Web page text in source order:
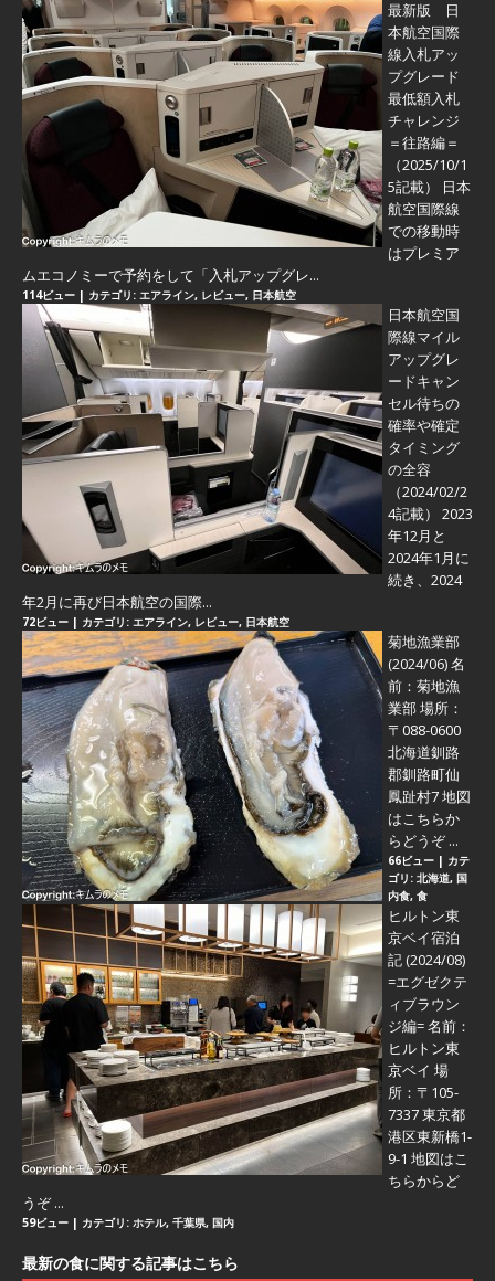
最新版 日
本航空国際
線入札アッ
プグレード
最低額入札
チャレンジ
＝往路編＝
（2025/10/1
5記載） 日本
航空国際線
での移動時
はプレミア
ムエコノミーで予約をして「入札アップグレ...
114ビュー | カテゴリ: エアライン, レビュー, 日本航空
日本航空国
際線マイル
アップグレ
ードキャン
セル待ちの
確率や確定
タイミング
の全容
（2024/02/2
4記載） 2023
年12月と
2024年1月に
続き、2024
年2月に再び日本航空の国際...
72ビュー | カテゴリ: エアライン, レビュー, 日本航空
菊地漁業部
(2024/06)名
前：菊地漁
業部 場所：
〒088-0600
北海道釧路
郡釧路町仙
鳳趾村7 地図
はこちらか
らどうぞ ...
66ビュー | カテ
ゴリ: 北海道, 国
内食, 食
ヒルトン東
京ベイ宿泊
記 (2024/08)
=エグゼクテ
ィブラウン
ジ編=名前：
ヒルトン東
京ベイ 場
所：〒105-
7337 東京都
港区東新橋1-
9-1 地図はこ
ちらからど
うぞ ...
59ビュー | カテゴリ: ホテル, 千葉県, 国内
最新の食に関する記事はこちら